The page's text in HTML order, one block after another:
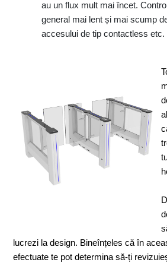
au un flux mult mai încet.
general mai lent și mai scump
accesului de tip contactless etc.
lucrezi la design. Bineînțeles că în
efectuate te pot determina să-ți